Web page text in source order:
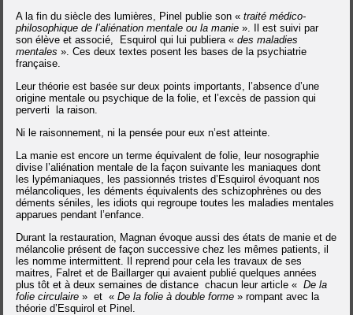
A la fin du siècle des lumières, Pinel publie son «traité médico-
philosophique de l’aliénation mentale ou la manie ». Il est suivi par
son élève et associé, Esquirol qui lui publiera «des maladies
mentales». Ces deux textes posent les bases de la psychiatrie
française.
Leur théorie est basée sur deux points importants, l’absence d’une
origine mentale ou psychique de la folie, et l’excès de passion qui
perverti la raison.
Ni le raisonnement, ni la pensée pour eux n’est atteinte.
La manie est encore un terme équivalent de folie, leur nosographie
divise l’aliénation mentale de la façon suivante les maniaques dont
les lypémaniaques, les passionnés tristes d’Esquirol évoquant nos
mélancoliques, les déments équivalents des schizophrènes ou des
déments séniles, les idiots qui regroupe toutes les maladies mentales
apparues pendant l’enfance.
Durant la restauration, Magnan évoque aussi des états de manie et de
mélancolie présent de façon successive chez les mêmes patients, il
les nomme intermittent. Il reprend pour cela les travaux de ses
maitres, Falret et de Baillarger qui avaient publié quelques années
plus tôt et à deux semaines de distance chacun leur article «De la
folie circulaire » et «De la folie à double forme » rompant avec la
théorie d’Esquirol et Pinel.